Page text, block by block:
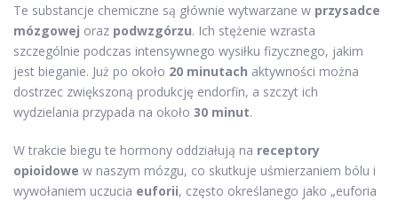
Te substancje chemiczne są głównie wytwarzane w przysadce
mózgowej oraz podwzgórzu. Ich stężenie wzrasta
szczególnie podczas intensywnego wysiłku fizycznego, jakim
jest bieganie. Już po około 20 minutach aktywności można
dostrzec zwiększoną produkcję endorfin, a szczyt ich
wydzielania przypada na około 30 minut.
W trakcie biegu te hormony oddziałują na receptory
opioidowe w naszym mózgu, co skutkuje uśmierzaniem bólu i
wywołaniem uczucia euforii, często określanego jako „euforia